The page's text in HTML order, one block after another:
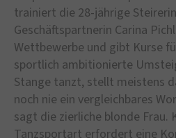
trainiert die 28-jährige
Geschäftspartnerin Carina
Wettbewerbe und gibt Kurse
sportlich ambitionierte
Stange tanzt, stellt meistens
noch nie ein vergleichbares
sagt die zierliche blonde Frau.
Tanzsportart erfordert eine